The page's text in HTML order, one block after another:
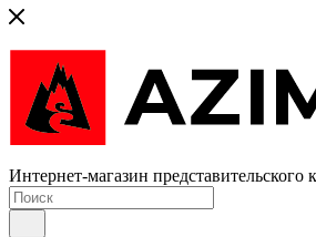
Интернет-магазин представительского